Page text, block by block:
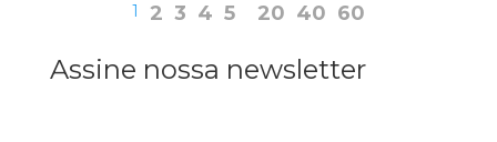
1 2 3 4 5 20 40 60
Assine nossa newsletter